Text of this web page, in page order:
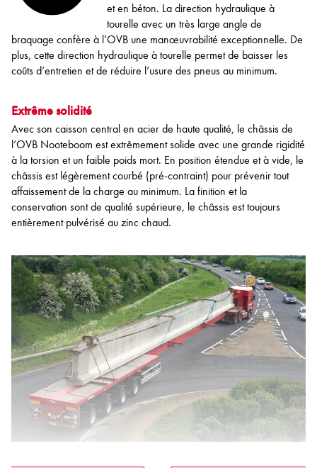
et en béton. La direction hydraulique à
tourelle avec un très large angle de
braquage confère à l’OVB une manœuvrabilité exceptionnelle. De
plus, cette direction hydraulique à tourelle permet de baisser les
coûts d’entretien et de réduire l’usure des pneus au minimum.
Extrême solidité
Avec son caisson central en acier de haute qualité, le châssis de
l’OVB Nooteboom est extrêmement solide avec une grande rigidité
à la torsion et un faible poids mort. En position étendue et à vide, le
châssis est légèrement courbé (pré-contraint) pour prévenir tout
affaissement de la charge au minimum. La finition et la
conservation sont de qualité supérieure, le châssis est toujours
entièrement pulvérisé au zinc chaud.